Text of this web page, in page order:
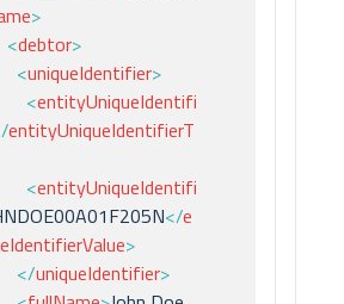
>
<debtor>
<uniqueIdentifier>
<entityUniqueIdentifi
entityUniqueIdentifierT
<entityUniqueIdentifi
</e
>
</uniqueIdentifier>